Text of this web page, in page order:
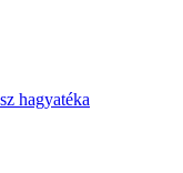
hagyatéka